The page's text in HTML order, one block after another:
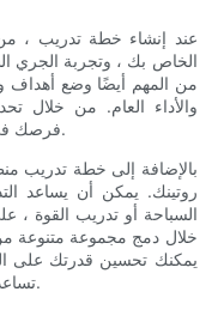
عند إنشاء خطة تدريب ،
الخاص بك ، وتجربة الجري
من المهم أيضًا وضع أهداف
والأداء العام. من خلال
فرصك في كسب ميداليات السباق والشعور بالإنجاز.
بالإضافة إلى خطة تدريب
روتينك. يمكن أن يساعد
السباحة أو تدريب القوة ،
خلال دمج مجموعة متنوعة
يمكنك تحسين قدرتك على
تساعدك في النهاية على كسب ميداليات السباق.